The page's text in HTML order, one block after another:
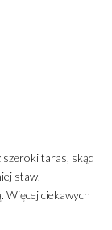
taras, skąd
staw.
Więcej ciekawych